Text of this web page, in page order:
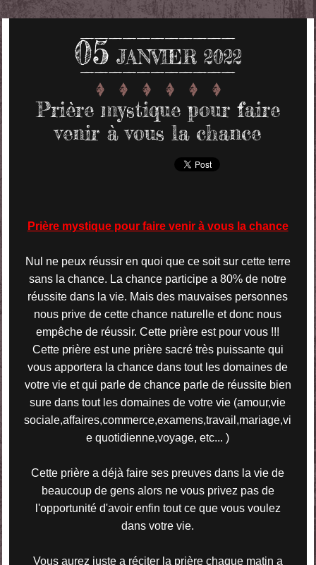
05 JANVIER 2022
Prière mystique pour faire
venir à vous la chance
Prière mystique pour faire venir à vous la chance
Nul ne peux réussir en quoi que ce soit sur cette terre
sans la chance. La chance participe a 80% de notre
réussite dans la vie. Mais des mauvaises personnes
nous prive de cette chance naturelle et donc nous
empêche de réussir. Cette prière est pour vous !!!
Cette prière est une prière sacré très puissante qui
vous apportera la chance dans tout les domaines de
votre vie et qui parle de chance parle de réussite bien
sure dans tout les domaines de votre vie (amour,vie
sociale,affaires,commerce,examens,travail,mariage,vi
e quotidienne,voyage, etc... )
Cette prière a déjà faire ses preuves dans la vie de
beaucoup de gens alors ne vous privez pas de
l'opportunité d'avoir enfin tout ce que vous voulez
dans votre vie.
Vous aurez juste a réciter la prière chaque matin a